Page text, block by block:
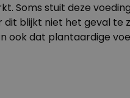
Soms stuit deze
blijkt niet het geval te
ook dat plantaardige